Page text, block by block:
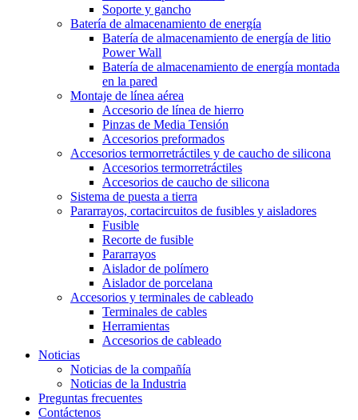
Soporte y gancho
Batería de almacenamiento de energía
Batería de almacenamiento de energía de litio
Power Wall
Batería de almacenamiento de energía montada
en la pared
Montaje de línea aérea
Accesorio de línea de hierro
Pinzas de Media Tensión
Accesorios preformados
Accesorios termorretráctiles y de caucho de silicona
Accesorios termorretráctiles
Accesorios de caucho de silicona
Sistema de puesta a tierra
Pararrayos, cortacircuitos de fusibles y aisladores
Fusible
Recorte de fusible
Pararrayos
Aislador de polímero
Aislador de porcelana
Accesorios y terminales de cableado
Terminales de cables
Herramientas
Accesorios de cableado
Noticias
Noticias de la compañía
Noticias de la Industria
Preguntas frecuentes
Contáctenos